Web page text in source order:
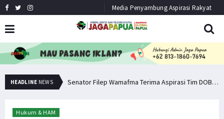
Media Penyambung Aspirasi Rakyat
HEADLINE NEWS Senator Filep Wamafma Terima Aspirasi Tim DOB Manokwari Barat Pemuda PNG Deklarasi Dukungan untuk Papua Barat Lawan TNI/Polri
Hukum & HAM